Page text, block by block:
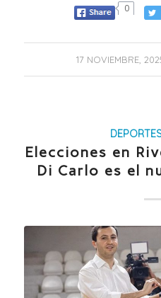
0
17 NOVIEMBRE,
/
Elecciones en
Di Carlo es el